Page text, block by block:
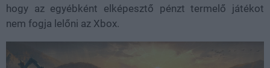
hogy az egyébként elképesztő pénzt termelő játékot
nem fogja lelőni az Xbox.